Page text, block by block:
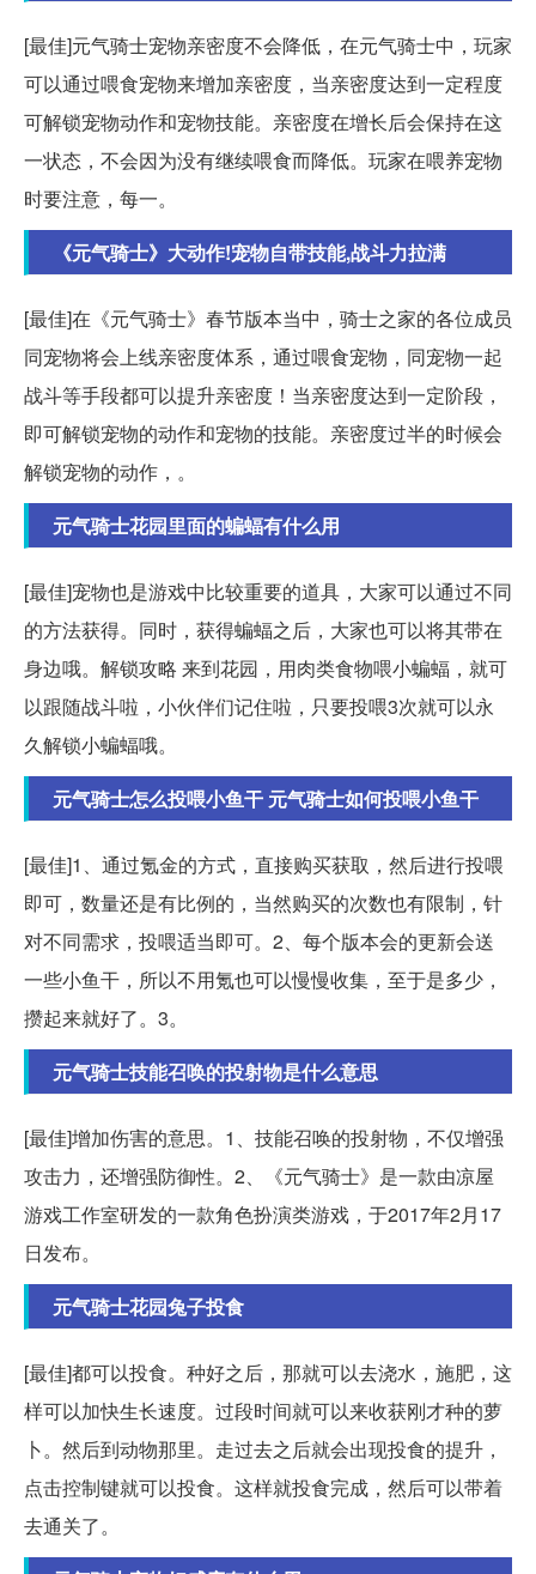
[最佳]元气骑士宠物亲密度不会降低，在元气骑士中，玩家
可以通过喂食宠物来增加亲密度，当亲密度达到一定程度
可解锁宠物动作和宠物技能。亲密度在增长后会保持在这
一状态，不会因为没有继续喂食而降低。玩家在喂养宠物
时要注意，每一。
《元气骑士》大动作!宠物自带技能,战斗力拉满
[最佳]在《元气骑士》春节版本当中，骑士之家的各位成员
同宠物将会上线亲密度体系，通过喂食宠物，同宠物一起
战斗等手段都可以提升亲密度！当亲密度达到一定阶段，
即可解锁宠物的动作和宠物的技能。亲密度过半的时候会
解锁宠物的动作，。
元气骑士花园里面的蝙蝠有什么用
[最佳]宠物也是游戏中比较重要的道具，大家可以通过不同
的方法获得。同时，获得蝙蝠之后，大家也可以将其带在
身边哦。解锁攻略 来到花园，用肉类食物喂小蝙蝠，就可
以跟随战斗啦，小伙伴们记住啦，只要投喂3次就可以永
久解锁小蝙蝠哦。
元气骑士怎么投喂小鱼干 元气骑士如何投喂小鱼干
[最佳]1、通过氪金的方式，直接购买获取，然后进行投喂
即可，数量还是有比例的，当然购买的次数也有限制，针
对不同需求，投喂适当即可。2、每个版本会的更新会送
一些小鱼干，所以不用氪也可以慢慢收集，至于是多少，
攒起来就好了。3。
元气骑士技能召唤的投射物是什么意思
[最佳]增加伤害的意思。1、技能召唤的投射物，不仅增强
攻击力，还增强防御性。2、《元气骑士》是一款由凉屋
游戏工作室研发的一款角色扮演类游戏，于2017年2月17
日发布。
元气骑士花园兔子投食
[最佳]都可以投食。种好之后，那就可以去浇水，施肥，这
样可以加快生长速度。过段时间就可以来收获刚才种的萝
卜。然后到动物那里。走过去之后就会出现投食的提升，
点击控制键就可以投食。这样就投食完成，然后可以带着
去通关了。